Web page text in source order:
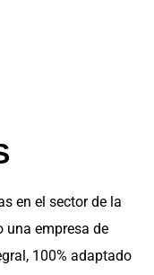
en el sector de la
una empresa de
100% adaptado